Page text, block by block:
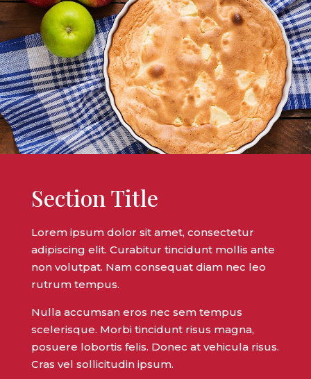
Section Title
Lorem ipsum dolor sit amet, consectetur
adipiscing elit. Curabitur tincidunt mollis ante
non volutpat. Nam consequat diam nec leo
rutrum tempus.
Nulla accumsan eros nec sem tempus
scelerisque. Morbi tincidunt risus magna,
posuere lobortis felis. Donec at vehicula risus.
Cras vel sollicitudin ipsum.